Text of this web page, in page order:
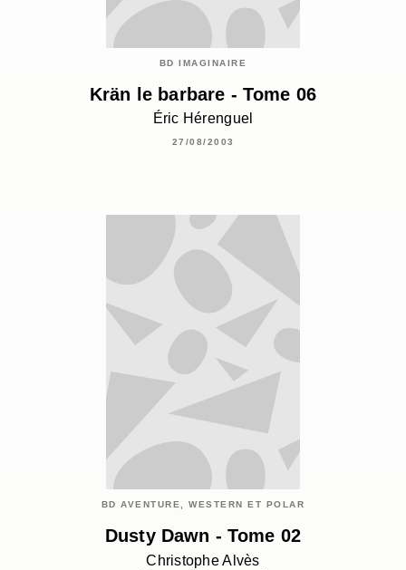
BD IMAGINAIRE
Krän le barbare - Tome 06
Éric Hérenguel
27/08/2003
BD AVENTURE, WESTERN ET POLAR
Dusty Dawn - Tome 02
Christophe Alvès